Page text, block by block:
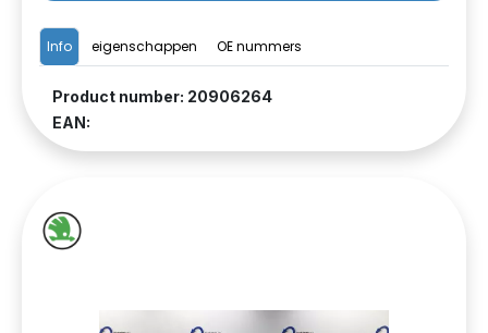
Info eigenschappen OE nummers
Product number: 20906264
EAN: